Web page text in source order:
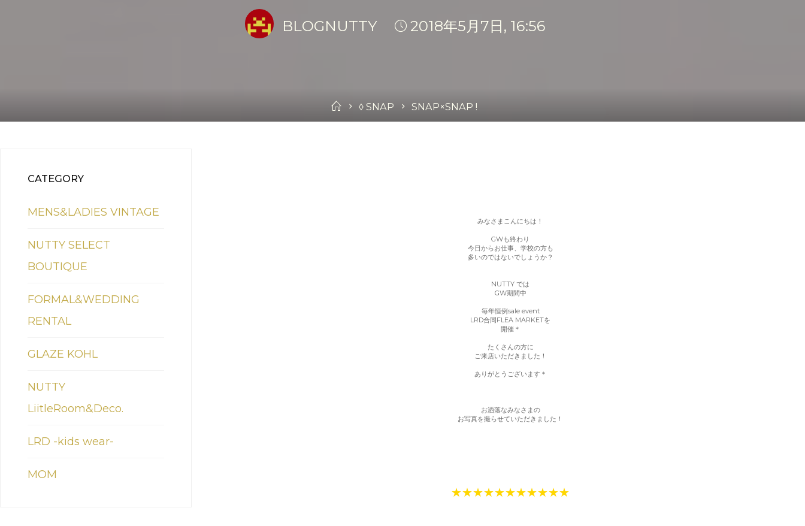
BLOGNUTTY 2018年5月7日, 16:56
Home
◊ SNAP SNAP×SNAP !
みなさまこんにちは！
GWも終わり
今日からお仕事、学校の方も
多いのではないでしょうか？
NUTTY では
GW期間中
毎年恒例sale event
LRD合同FLEA MARKETを
開催＊
たくさんの方に
ご来店いただきました！
ありがとうございます＊
お洒落なみなさまの
お写真を撮らせていただきました！
★★★★★★★★★★★
CATEGORY
MENS&LADIES VINTAGE
NUTTY SELECT
BOUTIQUE
FORMAL&WEDDING
RENTAL
GLAZE KOHL
NUTTY
LiitleRoom&Deco.
LRD -kids wear-
MOM